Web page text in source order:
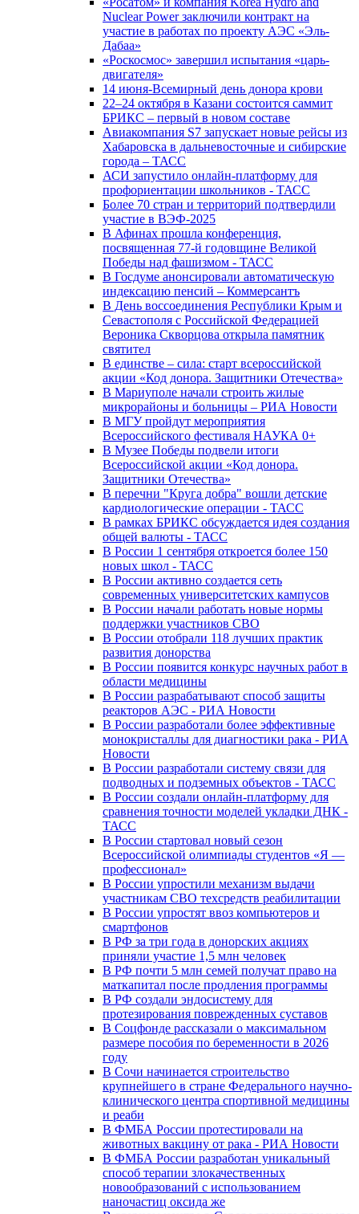
Nuclear Power заключили контракт на
участие в работах по проекту АЭС «Эль-
Дабаа»
«Роскосмос» завершил испытания «царь-
двигателя»
14 июня-Всемирный день донора крови
22–24 октября в Казани состоится саммит
БРИКС – первый в новом составе
Авиакомпания S7 запускает новые рейсы из
Хабаровска в дальневосточные и сибирские
города – ТАСС
АСИ запустило онлайн-платформу для
профориентации школьников - ТАСС
Более 70 стран и территорий подтвердили
участие в ВЭФ-2025
В Афинах прошла конференция,
посвященная 77-й годовщине Великой
Победы над фашизмом - ТАСС
В Госдуме анонсировали автоматическую
индексацию пенсий – Коммерсантъ
В День воссоединения Республики Крым и
Севастополя с Российской Федерацией
Вероника Скворцова открыла памятник
святител
В единстве – сила: старт всероссийской
акции «Код донора. Защитники Отечества»
В Мариуполе начали строить жилые
микрорайоны и больницы – РИА Новости
В МГУ пройдут мероприятия
Всероссийского фестиваля НАУКА 0+
В Музее Победы подвели итоги
Всероссийской акции «Код донора.
Защитники Отечества»
В перечни "Круга добра" вошли детские
кардиологические операции - ТАСС
В рамках БРИКС обсуждается идея создания
общей валюты - ТАСС
В России 1 сентября откроется более 150
новых школ - ТАСС
В России активно создается сеть
современных университетских кампусов
В России начали работать новые нормы
поддержки участников СВО
В России отобрали 118 лучших практик
развития донорства
В России появится конкурс научных работ в
области медицины
В России разрабатывают способ защиты
реакторов АЭС - РИА Новости
В России разработали более эффективные
монокристаллы для диагностики рака - РИА
Новости
В России разработали систему связи для
подводных и подземных объектов - ТАСС
В России создали онлайн-платформу для
сравнения точности моделей укладки ДНК -
ТАСС
В России стартовал новый сезон
Всероссийской олимпиады студентов «Я —
профессионал»
В России упростили механизм выдачи
участникам СВО техсредств реабилитации
В России упростят ввоз компьютеров и
смартфонов
В РФ за три года в донорских акциях
приняли участие 1,5 млн человек
В РФ почти 5 млн семей получат право на
маткапитал после продления программы
В РФ создали эндосистему для
протезирования поврежденных суставов
В Соцфонде рассказали о максимальном
размере пособия по беременности в 2026
году
В Сочи начинается строительство
крупнейшего в стране Федерального научно-
клинического центра спортивной медицины
и реаби
В ФМБА России протестировали на
животных вакцину от рака - РИА Новости
В ФМБА России разработан уникальный
способ терапии злокачественных
новообразований с использованием
наночастиц оксида же